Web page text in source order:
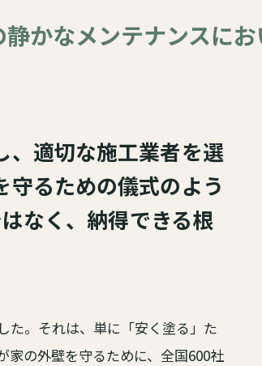
かなメンテナンスに
、適切な施工業者を選
るための儀式のよう
なく、納得できる根
た。それは、単に「安く塗る」た
家の外壁を守るために、全国600社